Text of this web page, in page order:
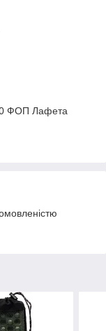
ФОП Лафета